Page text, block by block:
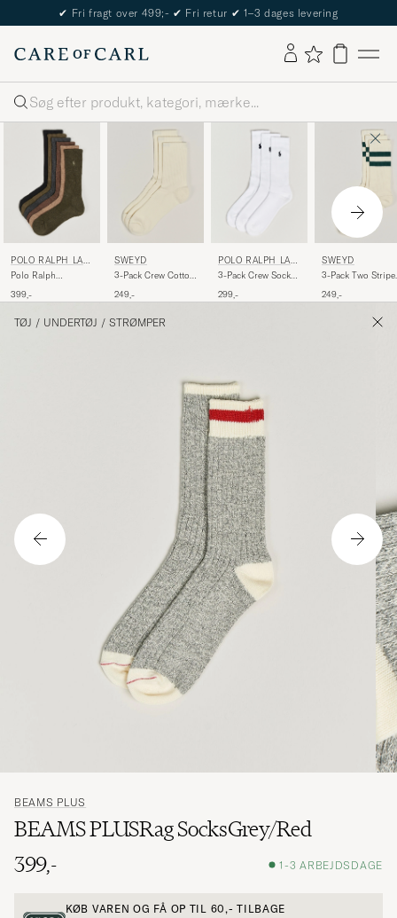
✔ Fri fragt over 499;- ✔ Fri retur ✔ 1–3 dages levering
Søg
POLO RALPH LAU
REN
Polo Ralph
Performance Crew
399,-
SWEYD
3-Pack Crew Cotton
249,-
POLO RALPH LAU
REN
3-Pack Crew Sock
299,-
SWEYD
3-Pack Two Stripe
White/Green
249,-
TØJ / UNDERTØJ / STRØMPER
BEAMS PLUS
BEAMS PLUSRag SocksGrey/Red
399,-
1-3 ARBEJDSDAGE
KØB VAREN OG FÅ OP TIL 60,- TILBAGE